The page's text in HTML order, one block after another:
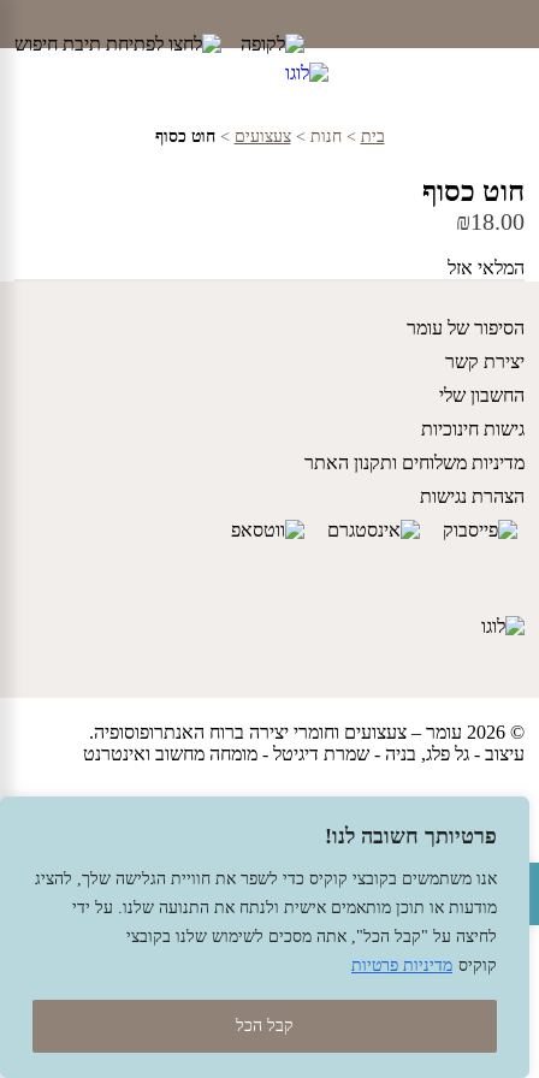
פתח סרגל נגישות
פרטיותך חשובה לנו!
אנו משתמשים בקובצי קוקיס כדי לשפר את חוויית הגלישה שלך, להציג
מודעות או תוכן מותאמים אישית ולנתח את התנועה שלנו. על ידי
לחיצה על "קבל הכל", אתה מסכים לשימוש שלנו בקובצי
קוקיס מדיניות פרטיות
קבל הכל
content
בית >חנות >צעצועים >חוט כסוף
חוט כסוף
₪18.00
המלאי אזל
הסיפור של עומר
יצירת קשר
החשבון שלי
גישות חינוכיות
מדיניות משלוחים ותקנון האתר
הצהרת נגישות
© 2026 עומר – צעצועים וחומרי יצירה ברוח האנתרופוסופיה.
עיצוב - גל פלג, בניה - שמרת דיגיטל - מומחה מחשוב ואינטרנט